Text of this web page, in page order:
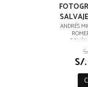
ANDRÉS
S/